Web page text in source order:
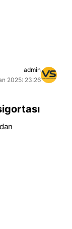
admin
2025: 23:26